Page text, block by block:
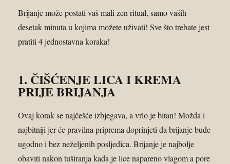
Brijanje može postati vaš mali zen ritual, samo vaših
desetak minuta u kojima možete uživati! Sve što trebate jest
pratiti 4 jednostavna koraka!
1. ČIŠĆENJE LICA I KREMA
PRIJE BRIJANJA
Ovaj korak se najčešće izbjegava, a vrlo je bitan! Možda i
najbitniji jer će pravilna priprema doprinjeti da brijanje bude
ugodno i bez neželjenih posljedica. Brijanje je najbolje
obaviti nakon tuširanja kada je lice napareno vlagom a pore